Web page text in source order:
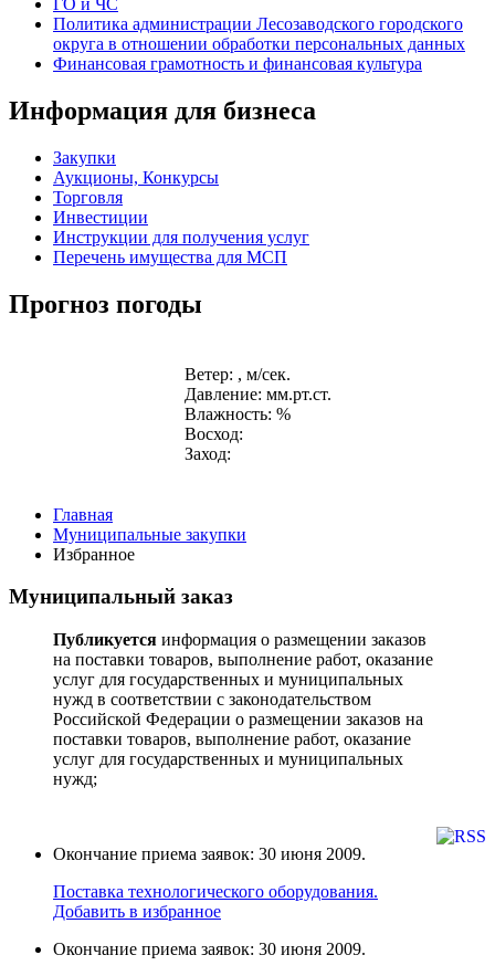
ГО и ЧС
Политика администрации Лесозаводского городского
округа в отношении обработки персональных данных
Финансовая грамотность и финансовая культура
Информация для бизнеса
Закупки
Аукционы, Конкурсы
Торговля
Инвестиции
Инструкции для получения услуг
Перечень имущества для МСП
Прогноз погоды
Ветер: , м/сек.
Давление: мм.рт.ст.
Влажность: %
Восход:
Заход:
Главная
Муниципальные закупки
Избранное
Муниципальный заказ
Публикуется информация о размещении заказов
на поставки товаров, выполнение работ, оказание
услуг для государственных и муниципальных
нужд в соответствии с законодательством
Российской Федерации о размещении заказов на
поставки товаров, выполнение работ, оказание
услуг для государственных и муниципальных
нужд;
Окончание приема заявок: 30 июня 2009.
Поставка технологического оборудования.
Добавить в избранное
Окончание приема заявок: 30 июня 2009.